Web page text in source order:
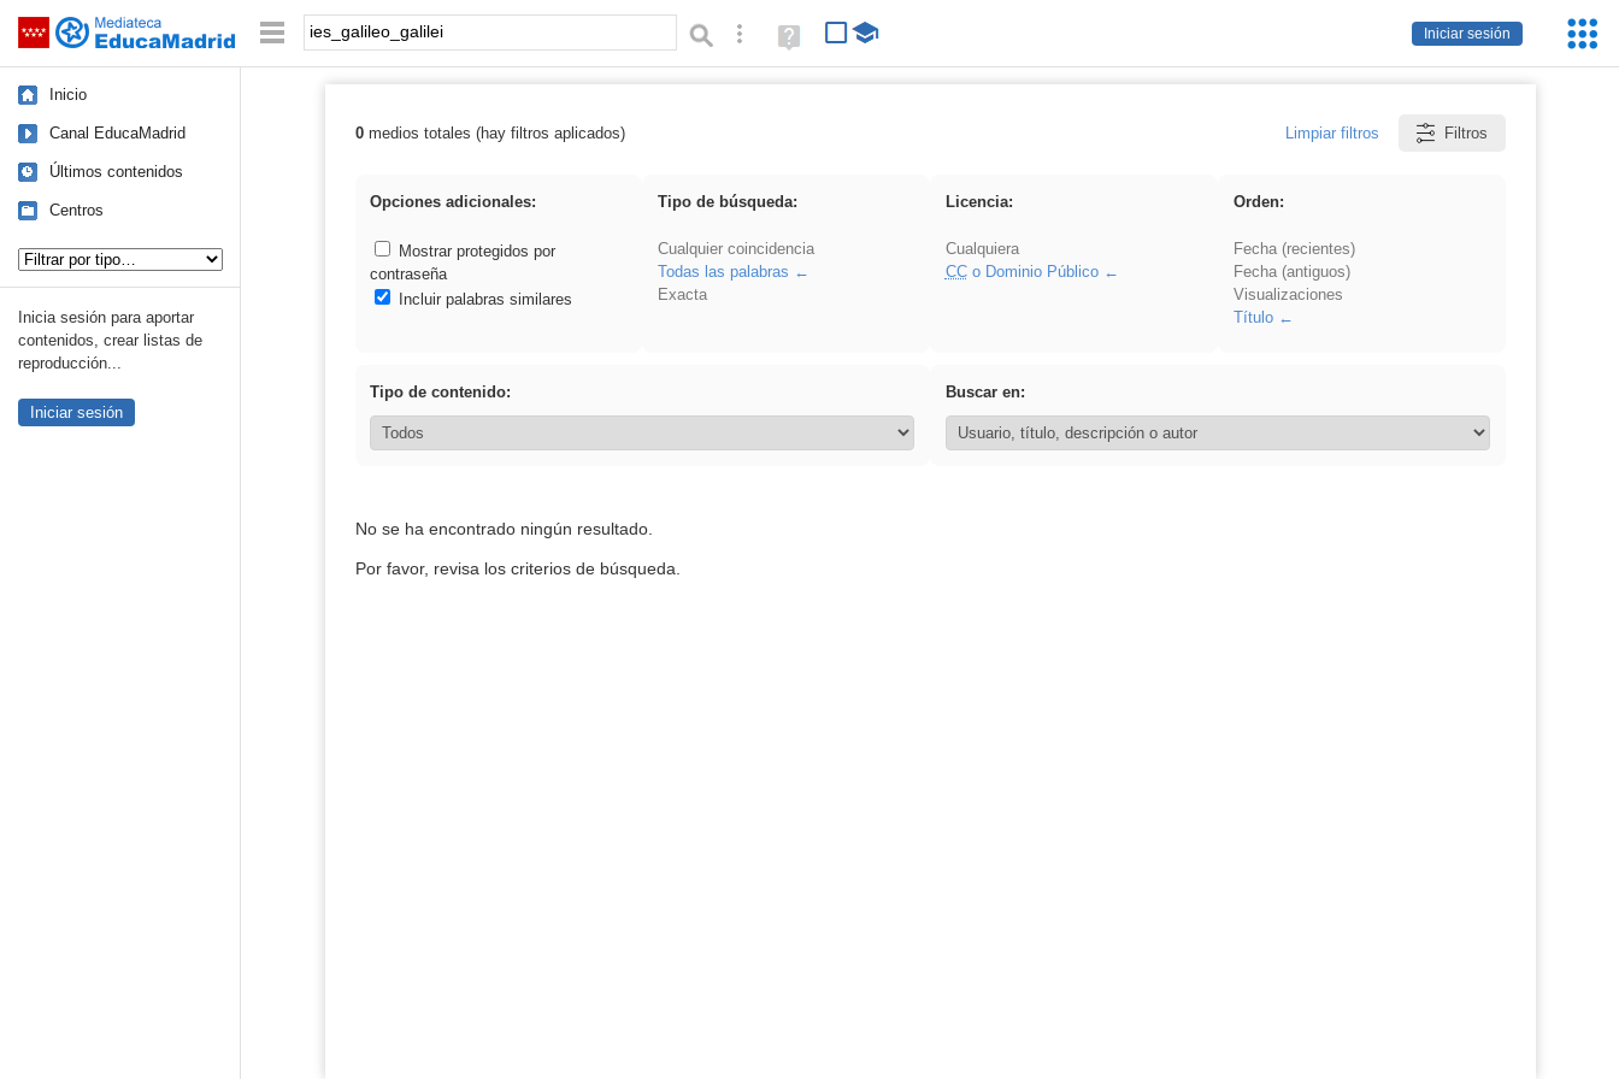
Saltar navegación
Iniciar sesión
Palabra o frase: Búsqueda avanzada
Ayuda
(en
Inicio
Canal EducaMadrid
Últimos contenidos
Centros
Inicia sesión para aportar
contenidos, crear listas de
reproducción...
Iniciar sesión
Resultados de: ies_galileo_galilei
0medios totales (hay filtros aplicados) Limpiar filtros Filtros
Opciones adicionales:
Mostrar protegidos por
contraseña
Incluir palabras similares
Tipo de búsqueda:
Cualquier coincidencia
Todas las palabras
Exacta
Licencia:
Cualquiera
CCo Dominio Público
Orden:
Fecha (recientes)
Fecha (antiguos)
Visualizaciones
Título
Tipo de contenido: Buscar en:
No se ha encontrado ningún resultado.
Por favor, revisa los criterios de búsqueda.